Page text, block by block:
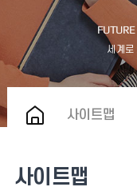
사이트맵
사이트맵